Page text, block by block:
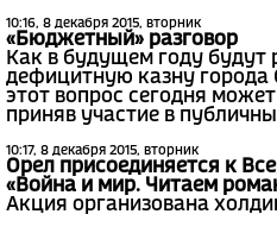
10:16, 8 декабря 2015, вторник
«Бюджетный» разговор
Как в будущем году будут
дефицитную казну города
этот вопрос сегодня
приняв участие в
10:17, 8 декабря 2015, вторник
Орел присоединяется к
«Война и мир. Читаем
Акция организована